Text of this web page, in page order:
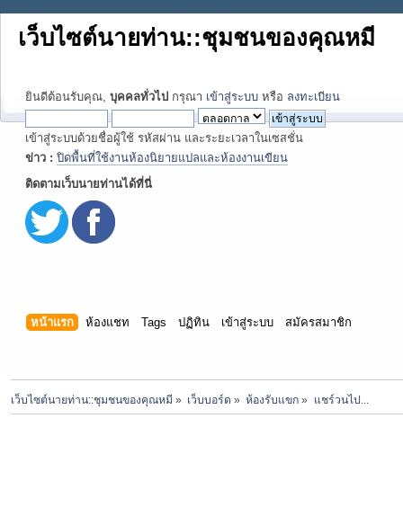
เว็บไซต์นายท่าน::ชุมชนของคุณหมี
ยินดีต้อนรับคุณ, บุคคลทั่วไป กรุณา เข้าสู่ระบบ หรือ ลงทะเบียน
เข้าสู่ระบบด้วยชื่อผู้ใช้ รหัสผ่าน และระยะเวลาในเซสชั่น
ข่าว : ปิดพื้นที่ใช้งานห้องนิยายแปลและห้องงานเขียน
ติดตามเว็บนายท่านได้ที่นี่
หน้าแรก ห้องแชท Tags ปฏิทิน เข้าสู่ระบบ สมัครสมาชิก
เว็บไซต์นายท่าน::ชุมชนของคุณหมี » เว็บบอร์ด » ห้องรับแขก » แชร์วนไป...